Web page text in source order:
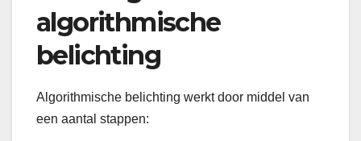
algorithmische
belichting
Algorithmische belichting werkt door middel van
een aantal stappen: